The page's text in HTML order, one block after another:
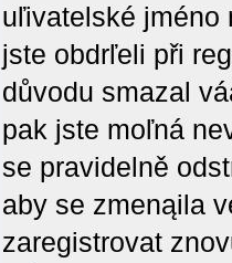
uľivatelské jméno
jste obdrľeli při
důvodu smazal
pak jste moľná
se pravidelně
aby se zmenąila
zaregistrovat